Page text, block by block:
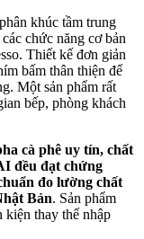
khúc tầm trung
chức năng cơ bản
Thiết kế đơn giản
bấm thân thiện để
Một sản phẩm rất
bếp, phòng khách
cà phê uy tín, chất
đều đạt chứng
đo lường chất
Bản. Sản phẩm
thay thế nhập